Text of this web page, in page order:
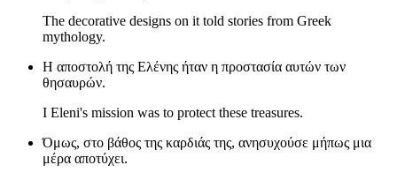
The decorative designs on it told stories from Greek
mythology.
Η αποστολή της Ελένης ήταν η προστασία αυτών των
θησαυρών.
I Eleni's mission was to protect these treasures.
Όμως, στο βάθος της καρδιάς της, ανησυχούσε μήπως μια
μέρα αποτύχει.